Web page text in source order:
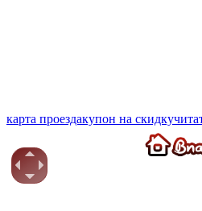
карта проездакупон на скидку